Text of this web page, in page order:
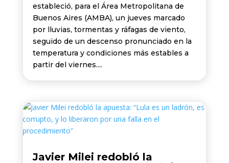
estableció, para el Área Metropolitana de
Buenos Aires (AMBA), un jueves marcado
por lluvias, tormentas y ráfagas de viento,
seguido de un descenso pronunciado en la
temperatura y condiciones más estables a
partir del viernes....
Javier Milei redobló la